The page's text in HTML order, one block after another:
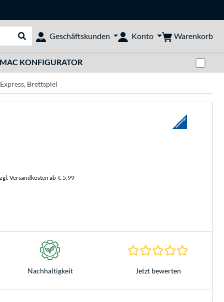
Suche durchführen
Geschäftskunden Konto Warenkorb
KONFIGURATOR
Brettspiel
Versandkosten ab € 5,99
Nachhaltigkeit
0.0 Sterne
Jetzt bewerten